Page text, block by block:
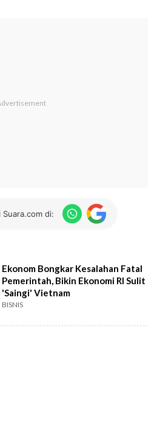
di:
Ekonom Bongkar Kesalahan Fatal
Pemerintah, Bikin Ekonomi RI Sulit
'Saingi' Vietnam
BISNIS